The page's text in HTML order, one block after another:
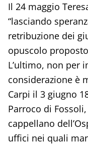
Il 24 maggio
“lasciando
retribuzione dei
opuscolo
L’ultimo, non per
considerazione è
Carpi il 3 giugno
Parroco di
cappellano
uffici nei quali